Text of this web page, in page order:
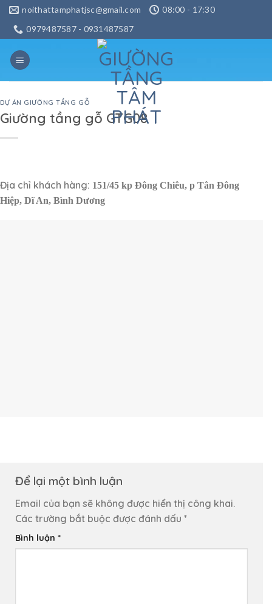
Skip
content
noithattamphatjsc@gmail.com
08:00 - 17:30
0979487587 - 0931487587
DỰ ÁN GIƯỜNG TẦNG GỖ
Giường tầng gỗ GTG08
Địa chỉ khách hàng: 151/45 kp Đông Chiêu, p Tân Đông
Hiệp, Dĩ An, Bình Dương
Để lại một bình luận
Email của bạn sẽ không được hiển thị công khai.
Các trường bắt buộc được đánh dấu *
Bình luận *